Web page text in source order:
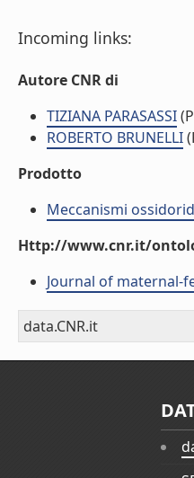
Incoming links:
Autore CNR di
TIZIANA PARASASSI
ROBERTO BRUNELLI
Prodotto
Meccanismi
Http://www.cnr.it/
Journal of maternal-
data.CNR.it